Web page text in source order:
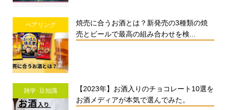
ペアリング
焼売に合うお酒とは？新発売の3種類の焼
売とビールで最高の組み合わせを検...
雑学･豆知識
【2023年】お酒入りのチョコレート10選を
お酒メディアが本気で選んでみた。